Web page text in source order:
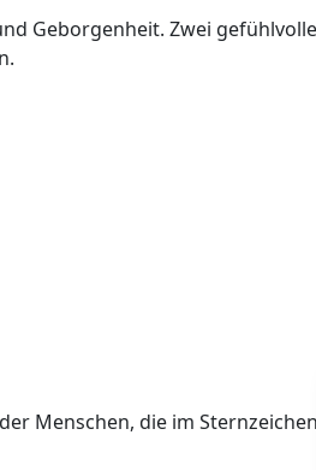
Geborgenheit. Zwei
Menschen, die im Sternzeichen